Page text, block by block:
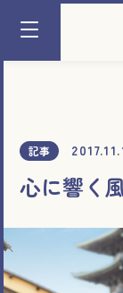
記事
心に響く